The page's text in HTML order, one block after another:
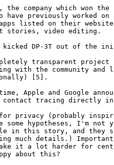
the company which won
have previously worked
listed on their
stories, video editing.
kicked DP-3T out of the
transparent
with the community and
[5].
Apple and Google
contact tracing directly in
privacy (probably
some hypotheses, I'm
in this story, and they
much details.)
it a lot harder for
about this?